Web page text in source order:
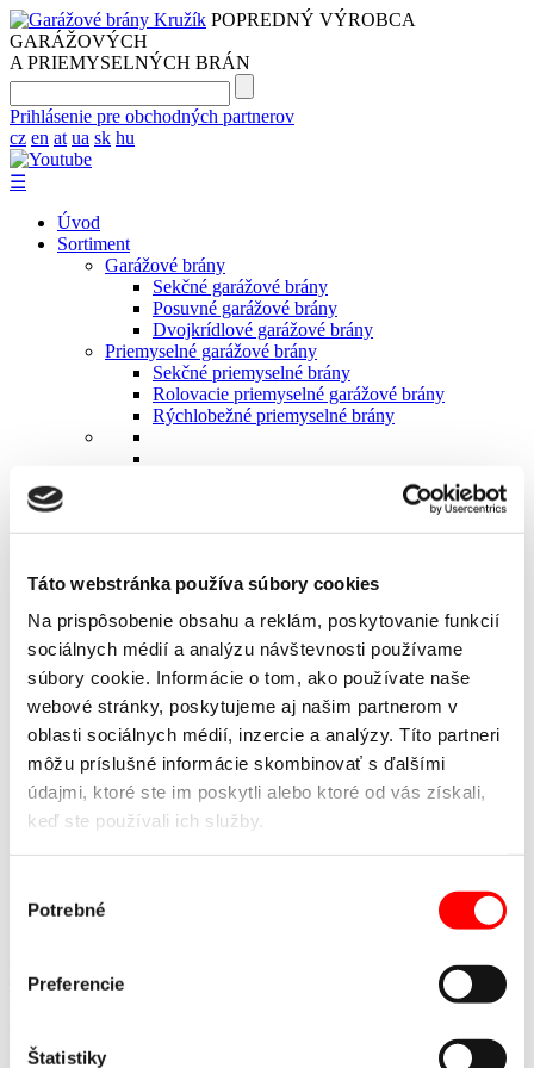
Táto webstránka používa súbory cookies
Na prispôsobenie obsahu a reklám, poskytovanie funkcií
sociálnych médií a analýzu návštevnosti používame
súbory cookie. Informácie o tom, ako používate naše
webové stránky, poskytujeme aj našim partnerom v
oblasti sociálnych médií, inzercie a analýzy. Títo partneri
môžu príslušné informácie skombinovať s ďalšími
údajmi, ktoré ste im poskytli alebo ktoré od vás získali,
keď ste používali ich služby.
súhlasu
Potrebné
Preferencie
Štatistiky
POPREDNÝ VÝROBCA
GARÁŽOVÝCH
A PRIEMYSELNÝCH BRÁN
Prihlásenie pre obchodných partnerov
cz en at ua sk hu
☰
Úvod
Sortiment
Garážové brány
Sekčné garážové brány
Posuvné garážové brány
Dvojkrídlové garážové brány
Priemyselné garážové brány
Sekčné priemyselné brány
Rolovacie priemyselné garážové brány
Rýchlobežné priemyselné brány
Pohony brán
Priemyselné garážové brány
MULTI-DRIVE PRO
Posuvné a krídlové brány
Nakladacia technika
Tesniace límce
Vyrovnávacie mostíky
Dura Print
Konfigurátor
Partneri
Aktuality
BRÁNY S VLASTNÝM DESIGNOM
NEVIETE SI RADY S
VÝBEROM?NAPÍŠTE NÁM.
HLINÍKOVÉ
SYSTÉMY